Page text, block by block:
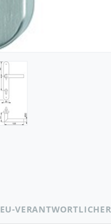
EU-VERANTWORTLICHER